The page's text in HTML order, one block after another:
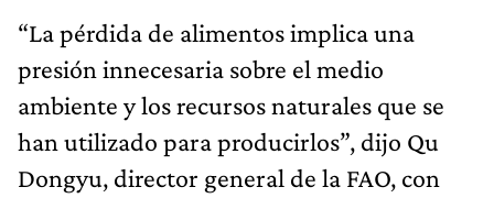
“La pérdida de alimentos implica una
presión innecesaria sobre el medio
ambiente y los recursos naturales que se
han utilizado para producirlos”, dijo Qu
Dongyu, director general de la FAO, con